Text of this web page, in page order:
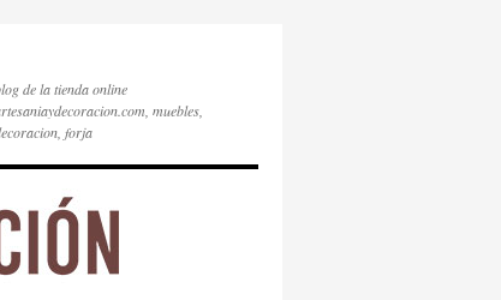
de la tienda online
muebles,
forja